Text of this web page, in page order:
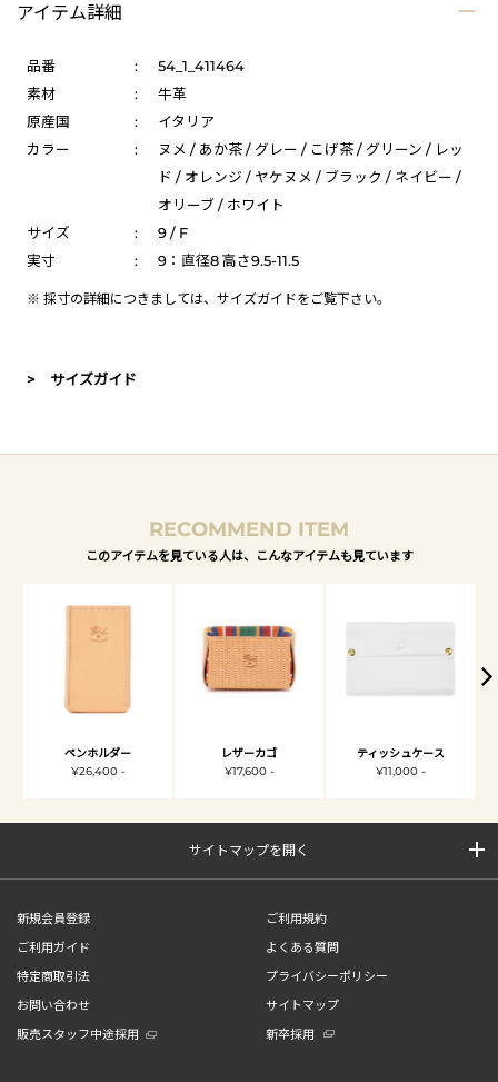
アイテム詳細
品番 :
54_1_411464
素材
:
牛革
原産国
:
イタリア
カラー
:
ヌメ / あか茶 / グレー / こげ茶 / グリーン / レッ
ド / オレンジ / ヤケヌメ / ブラック / ネイビー /
オリーブ / ホワイト
サイズ
:
9 / F
実寸
: 9：直径8 高さ9.5-11.5
※ 採寸の詳細につきましては、 サイズガイドをご覧下さい。
> サイズガイド
RECOMMEND ITEM
このアイテムを見ている人は、こんなアイテムも見ています
ペンホルダー
¥26,400 -
レザーカゴ
¥17,600 -
ティッシュケース
¥11,000 -
サイトマップを開く
新規会員登録
ご利用規約
ご利用ガイド
よくある質問
特定商取引法
プライバシーポリシー
お問い合わせ
サイトマップ
販売スタッフ中途採用
新卒採用